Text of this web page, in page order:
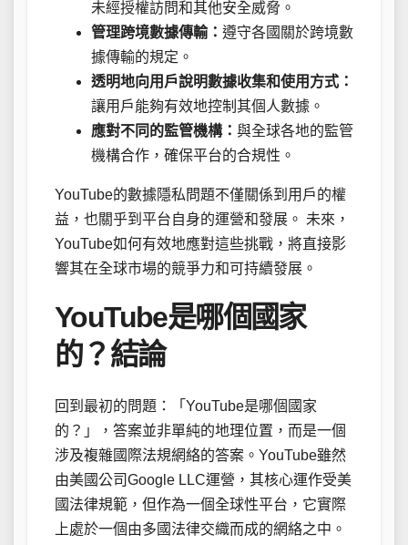
未經授權訪問和其他安全威脅。
管理跨境數據傳輸： 遵守各國關於跨境數
據傳輸的規定。
透明地向用戶說明數據收集和使用方式：
讓用戶能夠有效地控制其個人數據。
應對不同的監管機構： 與全球各地的監管
機構合作，確保平台的合規性。
YouTube的數據隱私問題不僅關係到用戶的權
益，也關乎到平台自身的運營和發展。 未來，
YouTube如何有效地應對這些挑戰，將直接影
響其在全球市場的競爭力和可持續發展。
YouTube是哪個國家
的？結論
回到最初的問題：「YouTube是哪個國家
的？」，答案並非單純的地理位置，而是一個
涉及複雜國際法規網絡的答案。YouTube雖然
由美國公司Google LLC運營，其核心運作受美
國法律規範，但作為一個全球性平台，它實際
上處於一個由多國法律交織而成的網絡之中。